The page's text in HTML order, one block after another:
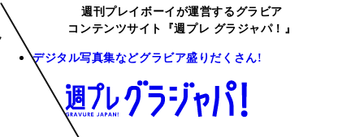
週刊プレイボーイが運営するグラビア
コンテンツサイト『週プレ グラジャパ！』
デジタル写真集などグラビア盛りだくさん!